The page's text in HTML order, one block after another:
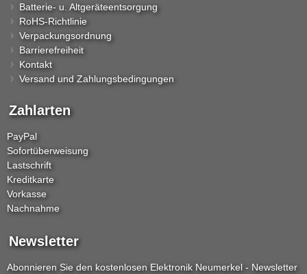
Batterie- u. Altgeräteentsorgung
RoHS-Richtlinie
Verpackungsordnung
Barrierefreiheit
Kontakt
Versand und Zahlungsbedingungen
Zahlarten
PayPal
Sofortüberweisung
Lastschrift
Kreditkarte
Vorkasse
Nachnahme
Newsletter
Abonnieren Sie den kostenlosen Elektronik Neumerkel - Newsletter